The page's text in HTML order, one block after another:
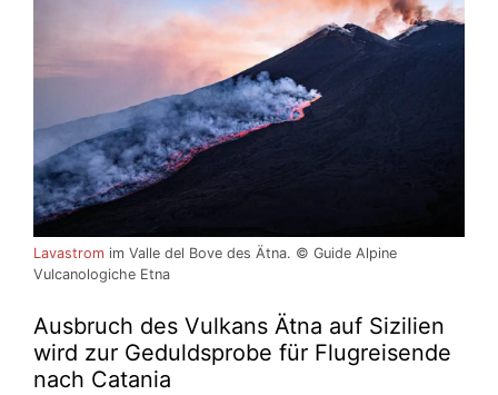
Lavastrom im Valle del Bove des Ätna. © Guide Alpine
Vulcanologiche Etna
Ausbruch des Vulkans Ätna auf Sizilien
wird zur Geduldsprobe für Flugreisende
nach Catania